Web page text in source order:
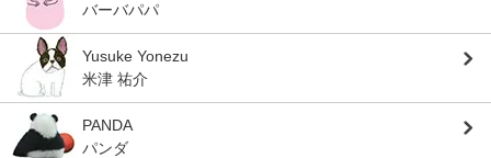
バーバパパ
Yusuke Yonezu
米津 祐介
PANDA
パンダ